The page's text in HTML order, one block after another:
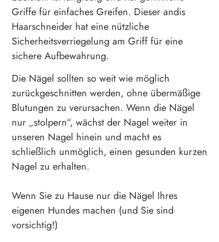
Griffe für einfaches Greifen. Dieser andis
Haarschneider hat eine nützliche
Sicherheitsverriegelung am Griff für eine
sichere Aufbewahrung.
Die Nägel sollten so weit wie möglich
zurückgeschnitten werden, ohne übermäßige
Blutungen zu verursachen. Wenn die Nägel
nur „stolpern“, wächst der Nagel weiter in
unseren Nagel hinein und macht es
schließlich unmöglich, einen gesunden kurzen
Nagel zu erhalten.
Wenn Sie zu Hause nur die Nägel Ihres
eigenen Hundes machen (und Sie sind
vorsichtig!)